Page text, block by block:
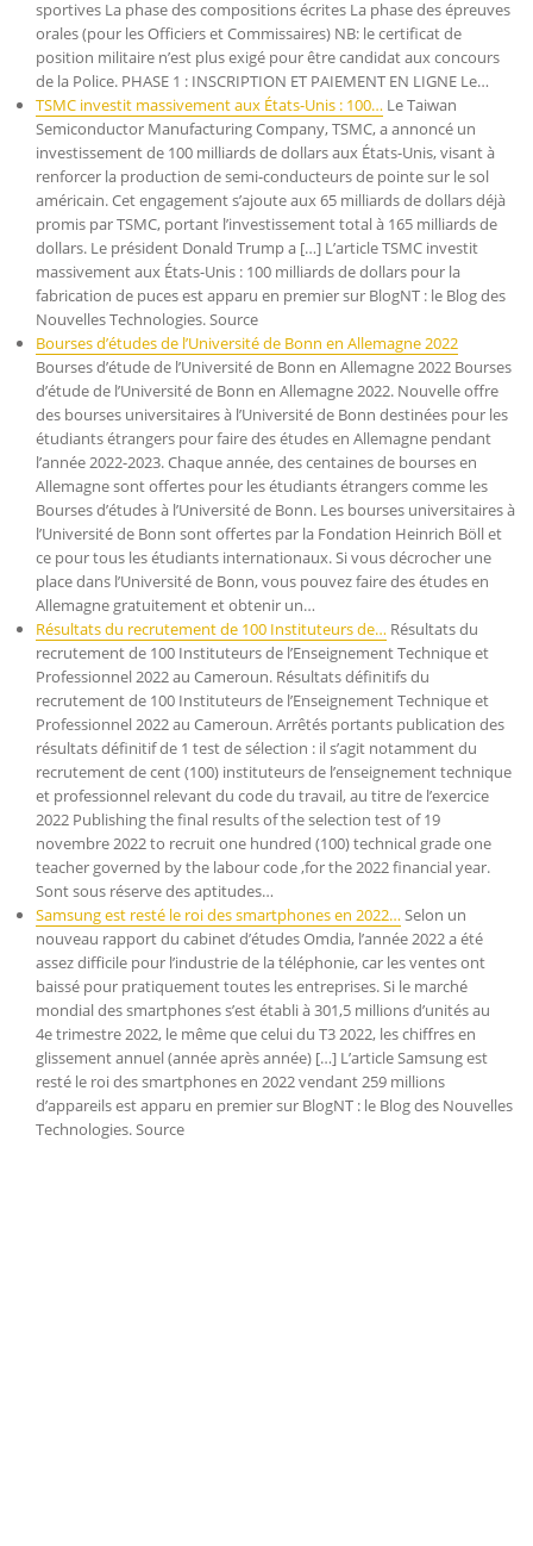
sportives La phase des compositions écrites La phase des épreuves
orales (pour les Officiers et Commissaires) NB: le certificat de
position militaire n’est plus exigé pour être candidat aux concours
de la Police. PHASE 1 : INSCRIPTION ET PAIEMENT EN LIGNE Le…
TSMC investit massivement aux États-Unis : 100… Le Taiwan
Semiconductor Manufacturing Company, TSMC, a annoncé un
investissement de 100 milliards de dollars aux États-Unis, visant à
renforcer la production de semi-conducteurs de pointe sur le sol
américain. Cet engagement s’ajoute aux 65 milliards de dollars déjà
promis par TSMC, portant l’investissement total à 165 milliards de
dollars. Le président Donald Trump a […] L’article TSMC investit
massivement aux États-Unis : 100 milliards de dollars pour la
fabrication de puces est apparu en premier sur BlogNT : le Blog des
Nouvelles Technologies. Source
Bourses d’études de l’Université de Bonn en Allemagne 2022
Bourses d’étude de l’Université de Bonn en Allemagne 2022 Bourses
d’étude de l’Université de Bonn en Allemagne 2022. Nouvelle offre
des bourses universitaires à l’Université de Bonn destinées pour les
étudiants étrangers pour faire des études en Allemagne pendant
l’année 2022-2023. Chaque année, des centaines de bourses en
Allemagne sont offertes pour les étudiants étrangers comme les
Bourses d’études à l’Université de Bonn. Les bourses universitaires à
l’Université de Bonn sont offertes par la Fondation Heinrich Böll et
ce pour tous les étudiants internationaux. Si vous décrocher une
place dans l’Université de Bonn, vous pouvez faire des études en
Allemagne gratuitement et obtenir un…
Résultats du recrutement de 100 Instituteurs de… Résultats du
recrutement de 100 Instituteurs de l’Enseignement Technique et
Professionnel 2022 au Cameroun. Résultats définitifs du
recrutement de 100 Instituteurs de l’Enseignement Technique et
Professionnel 2022 au Cameroun. Arrêtés portants publication des
résultats définitif de 1 test de sélection : il s’agit notamment du
recrutement de cent (100) instituteurs de l’enseignement technique
et professionnel relevant du code du travail, au titre de l’exercice
2022 Publishing the final results of the selection test of 19
novembre 2022 to recruit one hundred (100) technical grade one
teacher governed by the labour code ,for the 2022 financial year.
Sont sous réserve des aptitudes…
Samsung est resté le roi des smartphones en 2022…Selon un
nouveau rapport du cabinet d’études Omdia, l’année 2022 a été
assez difficile pour l’industrie de la téléphonie, car les ventes ont
baissé pour pratiquement toutes les entreprises. Si le marché
mondial des smartphones s’est établi à 301,5 millions d’unités au
4e trimestre 2022, le même que celui du T3 2022, les chiffres en
glissement annuel (année après année) […] L’article Samsung est
resté le roi des smartphones en 2022 vendant 259 millions
d’appareils est apparu en premier sur BlogNT : le Blog des Nouvelles
Technologies. Source